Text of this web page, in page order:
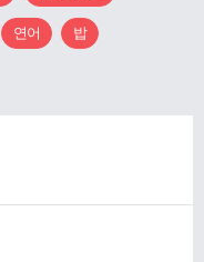
연어 밥